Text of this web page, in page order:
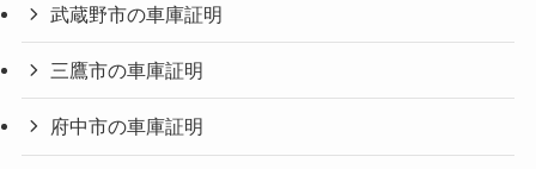
武蔵野市の車庫証明
三鷹市の車庫証明
府中市の車庫証明